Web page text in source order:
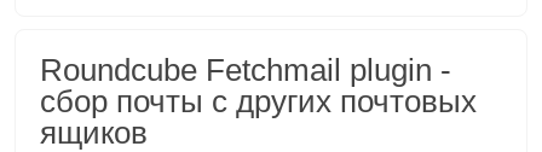
Roundcube Fetchmail plugin -
сбор почты с других почтовых
ящиков